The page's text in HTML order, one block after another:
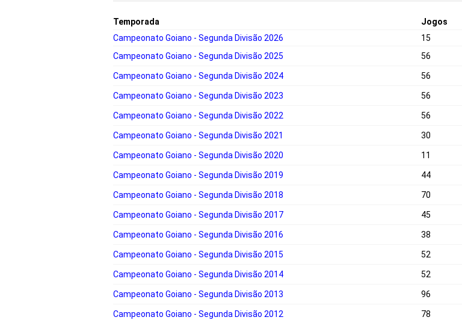
Temporada Jogos
Campeonato Goiano - Segunda Divisão 2026
15
Campeonato Goiano - Segunda Divisão 2025
56
Campeonato Goiano - Segunda Divisão 2024 56
Campeonato Goiano - Segunda Divisão 2023 56
Campeonato Goiano - Segunda Divisão 2022 56
Campeonato Goiano - Segunda Divisão 2021 30
Campeonato Goiano - Segunda Divisão 2020 11
Campeonato Goiano - Segunda Divisão 2019 44
Campeonato Goiano - Segunda Divisão 2018 70
Campeonato Goiano - Segunda Divisão 2017 45
Campeonato Goiano - Segunda Divisão 2016 38
Campeonato Goiano - Segunda Divisão 2015 52
Campeonato Goiano - Segunda Divisão 2014 52
Campeonato Goiano - Segunda Divisão 2013 96
Campeonato Goiano - Segunda Divisão 2012 78